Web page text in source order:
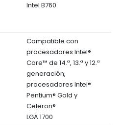
Intel B760
Compatible con
procesadores Intel®
Core™ de 14.ª, 13.ª y 12.ª
generación,
procesadores Intel®
Pentium® Gold y
Celeron®
LGA 1700